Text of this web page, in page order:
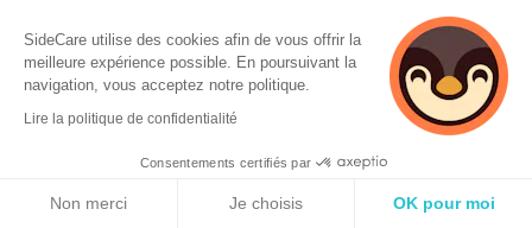
Tous nos outils
RESSOURCES RH
Notre Blog
SideCare utilise des cookies afin de vous offrir la
meilleure expérience possible. En poursuivant la
navigation, vous acceptez notre politique.
Lire la politique de confidentialité
Consentements certifiés par
Non merci Je choisis OK pour moi
2 personnes
consultent
actuellement cette